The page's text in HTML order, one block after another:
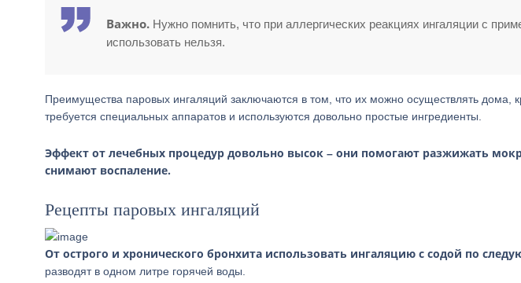
Важно. Нужно помнить, что при аллергических реакциях ингаляции с
использовать нельзя.
Преимущества паровых ингаляций заключаются в том, что их можно осуществлять дома,
требуется специальных аппаратов и используются довольно простые ингредиенты.
Эффект от лечебных процедур довольно высок – они помогают разжижать
снимают воспаление.
Рецепты паровых ингаляций
От острого и хронического бронхита использовать ингаляцию с содой по
разводят в одном литре горячей воды.